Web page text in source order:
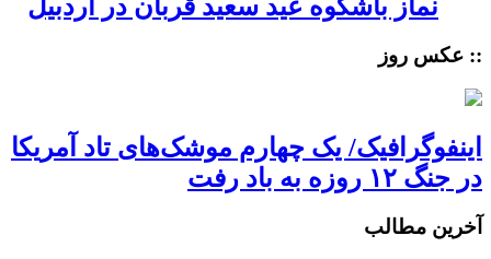
نماز باشکوه عید سعید قربان در اردبیل
:: عکس روز
اینفوگرافیک/ یک چهارم موشک‌های تاد آمریکا
در جنگ ۱۲ روزه به باد رفت
آخرین مطالب